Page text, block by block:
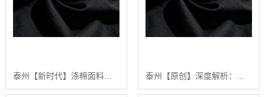
泰州【新时代】涤棉面料深度解析：2024年如何选择高品质涤棉面料？【哪家好?】